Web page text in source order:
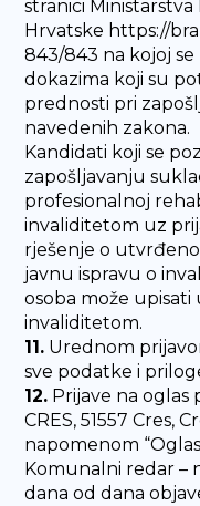
stranici
Hrvatske https://
843/843 na kojoj
dokazima koji su
prednosti pri
navedenih zakona.
Kandidati koji se
zapošljavanju
profesionalnoj
invaliditetom uz
rješenje o
javnu ispravu o
osoba može upisati
invaliditetom.
11. Urednom
sve podatke i
12. Prijave na oglas
CRES, 51557 Cres,
napomenom
Komunalni redar –
dana od dana